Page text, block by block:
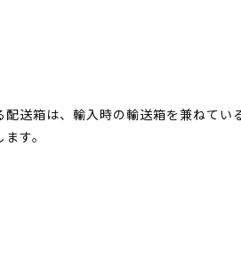
送箱は、輸入時の輸送箱を兼ねて
す。